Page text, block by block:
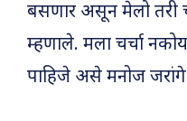
बसणार असून मेलो
म्हणाले. मला चर्चा
पाहिजे असे मनोज